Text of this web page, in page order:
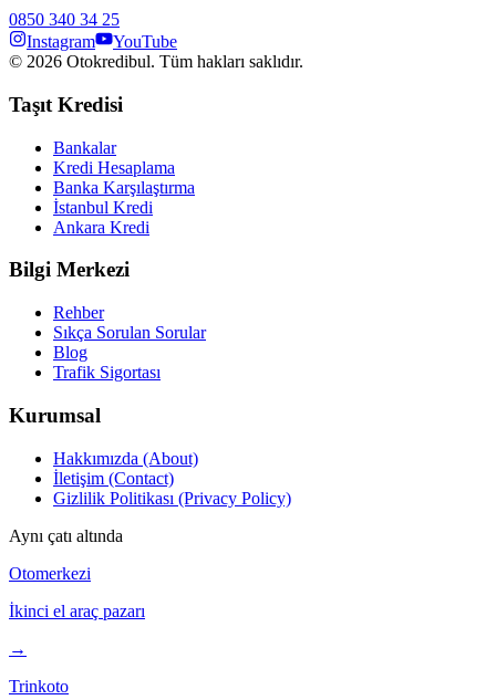
0850 340 34 25
Instagram
YouTube
© 2026 Otokredibul. Tüm hakları saklıdır.
Taşıt Kredisi
Bankalar
Kredi Hesaplama
Banka Karşılaştırma
İstanbul Kredi
Ankara Kredi
Bilgi Merkezi
Rehber
Sıkça Sorulan Sorular
Blog
Trafik Sigortası
Kurumsal
Hakkımızda (About)
İletişim (Contact)
Gizlilik Politikası (Privacy Policy)
Aynı çatı altında
Otomerkezi
İkinci el araç pazarı
→
Trinkoto